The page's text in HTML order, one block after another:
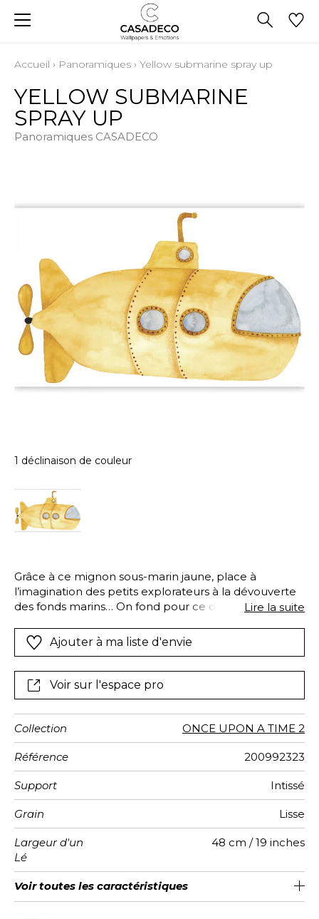
Accueil › Panoramiques › Yellow submarine spray up
YELLOW SUBMARINE
SPRAY UP
Panoramiques CASADECO
1 déclinaison de couleur
Grâce à ce mignon sous-marin jaune, place à
l’imagination des petits explorateurs à la dévouverte
des fonds marins… On fond pour ce dessin tout en
Lire la suite
Ajouter à ma liste d'envie
Voir sur l'espace pro
Collection ONCE UPON A TIME 2
Référence 200992323
Support Intissé
Grain Lisse
Largeur d'un
Lé
48 cm / 19 inches
Hauteur 78 cm / 31 inches
Largeur
Totale
78 cm / 31 inches
Nombre de
lés
1
Poids g/m² 167
Entretien Lavable
Pose colle Préencollé
Dépose Arrachage à sec
Norme COV A+
ASTME84 Class A
Norme
euroclass
C s1 d0
Voir toutes les caractéristiques